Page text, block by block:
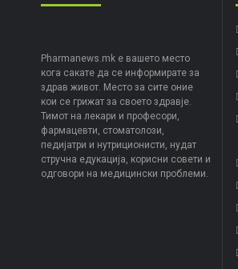
Pharmanews.mk е вашето место
кога сакате да се информирате за
здрав живот. Место за сите оние
кои се грижат за своето здравје.
Тимот на лекари и професори,
фармацевти, стоматолози,
педијатри и нутриционисти, нудат
стручна едукација, корисни совети и
одговори на медицински проблеми.